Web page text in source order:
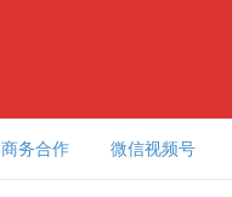
商务合作 微信视频号